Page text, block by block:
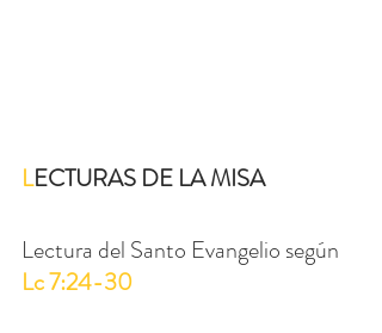
LECTURAS DE LA MISA
Lectura del Santo Evangelio según
Lc 7:24-30